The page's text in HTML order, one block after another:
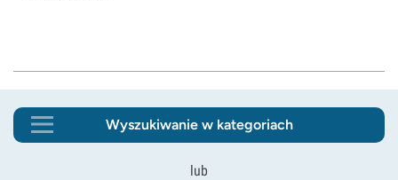
Wyszukiwanie w kategoriach
lub